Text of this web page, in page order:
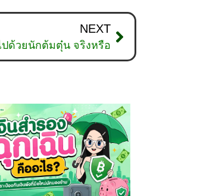
NEXT
ปด้วยนักต้มตุ๋น จริงหรือ